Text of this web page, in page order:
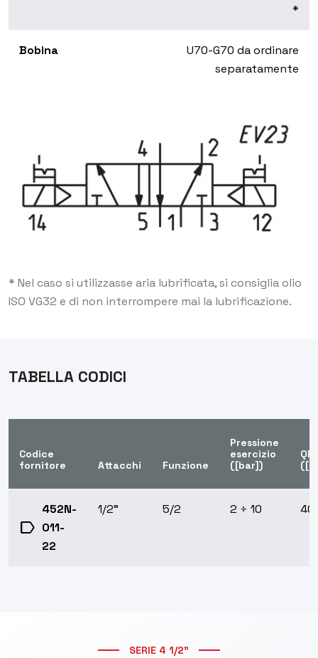
*
Bobina
U70-G70 da ordinare
separatamente
* Nel caso si utilizzasse aria lubrificata, si consiglia olio
ISO VG32 e di non interrompere mai la lubrificazione.
TABELLA CODICI
Codice
fornitore
Attacchi Funzione
Pressione
esercizio
([bar])
QN
label
452N-
011-
22
1/2" 5/2 2 ÷ 10
SERIE 4 1/2"